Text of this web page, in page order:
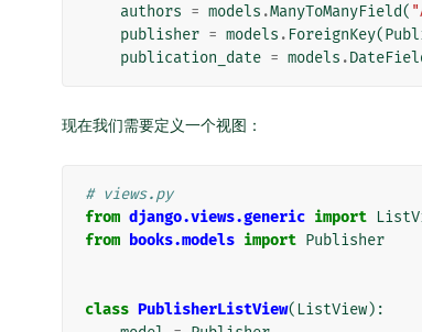
authors = models .ManyToManyField(
publisher = models . ForeignKey(
publication_date = models .
现在我们需要定义一个视图：
# views.py
from django.views.generic import
from books.models import Publisher
class PublisherListView( ListView):